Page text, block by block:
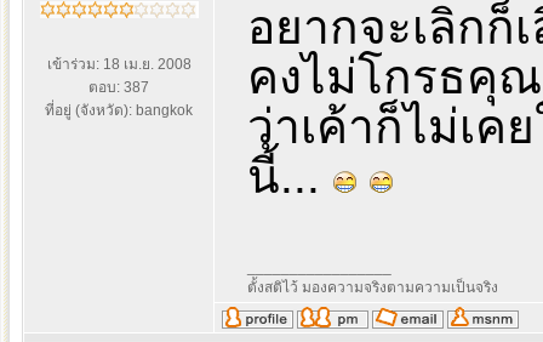
เข้าร่วม: 18 เม.ย. 2008
ตอบ: 387
ที่อยู่ (จังหวัด): bangkok
อยากจะเลิกก็
คงไม่โกรธคุ
ว่าเค้าก็ไม่เค
นี้...
ตั้งสติไว้ มองความจริงตามความเป็นจริง